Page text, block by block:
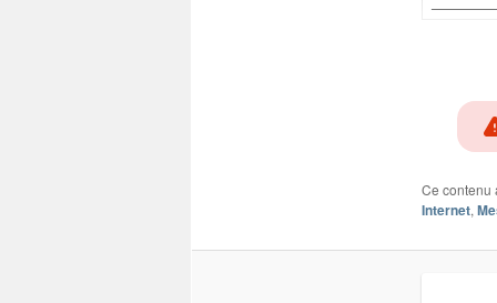
Ce
Internet,